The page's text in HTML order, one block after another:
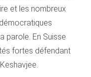
et les nombreux
parole. En Suisse
fortes défendant